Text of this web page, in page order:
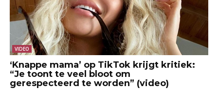
VIDEO
‘Knappe mama’ op TikTok krijgt kritiek:
“Je toont te veel bloot om
gerespecteerd te worden” (video)